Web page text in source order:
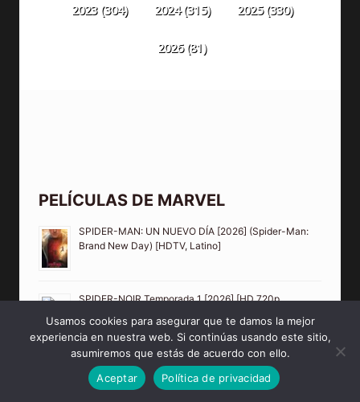
2023(304) 2024(315) 2025(330)
2026(81)
PELÍCULAS DE MARVEL
SPIDER-MAN: UN NUEVO DÍA [2026] (Spider-Man:
Brand New Day) [HDTV, Latino]
SPIDER-NOIR Temporada 1 [2026] [HD 720p,
Usamos cookies para asegurar que te damos la mejor
experiencia en nuestra web. Si continúas usando este sitio,
asumiremos que estás de acuerdo con ello.
Aceptar
Política de privacidad